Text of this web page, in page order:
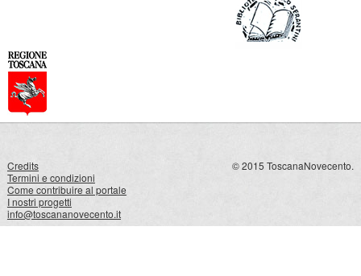
Credits
Termini e condizioni
Come contribuire al portale
I nostri progetti
info@toscananovecento.it
© 2015 ToscanaNovecento.